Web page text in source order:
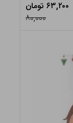
۶۳,۲۰۰ تومان
۸۰,۰۰۰